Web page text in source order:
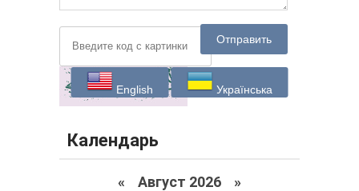
Отправить
English Українська
Календарь
« Август 2026 »